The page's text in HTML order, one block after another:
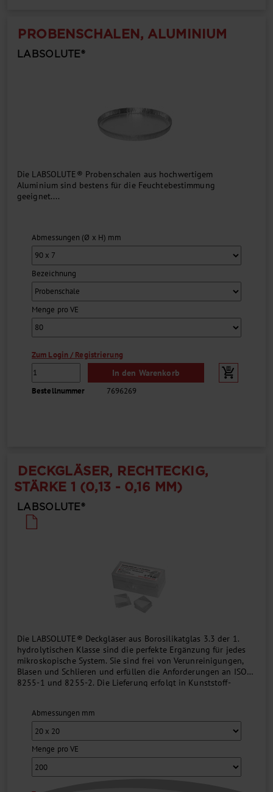
PROBENSCHALEN, ALUMINIUM
LABSOLUTE®
Die LABSOLUTE® Probenschalen aus hochwertigem
Aluminium sind bestens für die Feuchtebestimmung
geeignet....
Abmessungen (Ø x H) mm
Bezeichnung
Menge pro VE
Zum Login / Registrierung
In den Warenkorb
Bestellnummer 7696269
DECKGLÄSER, RECHTECKIG,
STÄRKE 1 (0,13 - 0,16 MM)
LABSOLUTE®
Die LABSOLUTE® Deckgläser aus Borosilikatglas 3.3 der 1.
hydrolytischen Klasse sind die perfekte Ergänzung für jedes
mikroskopische System. Sie sind frei von Verunreinigungen,
Blasen und Schlieren und erfüllen die Anforderungen an ISO
8255-1 und 8255-2. Die Lieferung erfolgt in Kunststoff-
Abmessungen mm
Menge pro VE